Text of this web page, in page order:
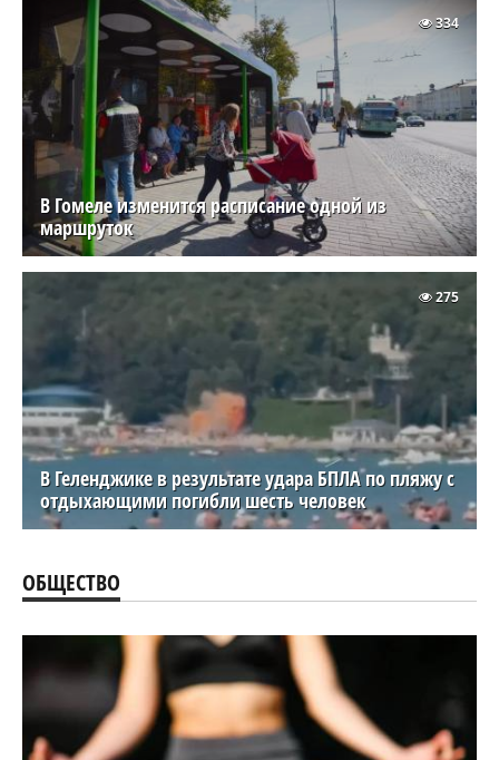
В Гомеле изменится расписание одной из
маршруток
334
В Геленджике в результате удара БПЛА по пляжу с
отдыхающими погибли шесть человек
275
ОБЩЕСТВО